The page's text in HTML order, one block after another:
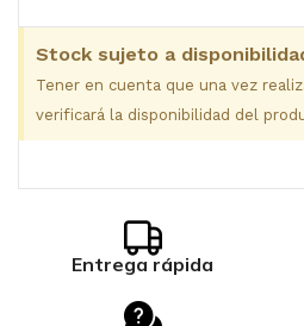
Stock sujeto a
Tener en cuenta que una vez
verificará la disponibilidad del
Entrega rápida